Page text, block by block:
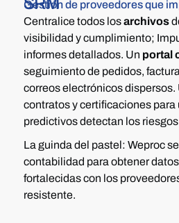
Gestión de proveedores que
Centralice todos losarchivos
visibilidad y cumplimiento;
informes detallados. Un portal
seguimiento de pedidos,
correos electrónicos dispersos.
contratos y certificaciones
predictivos detectan los
La guinda del pastel: Weproc
contabilidad para obtener
fortalecidas con los
resistente.